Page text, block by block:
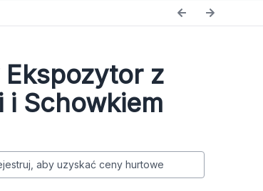
z
i Schowkiem
aby uzyskać ceny hurtowe